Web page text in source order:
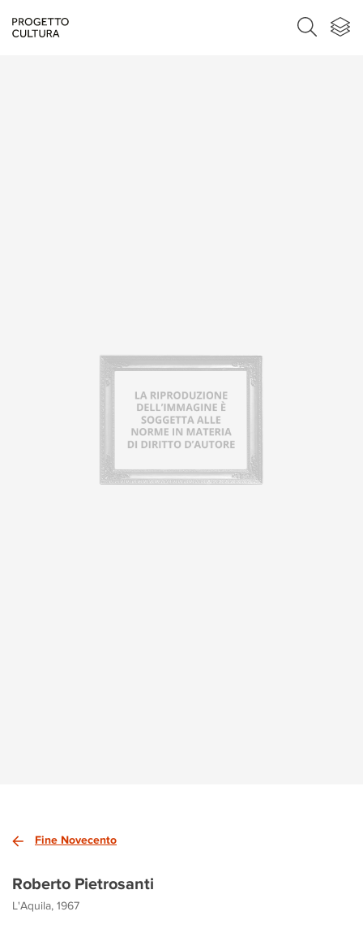
Fine Novecento
Roberto Pietrosanti
L'Aquila, 1967